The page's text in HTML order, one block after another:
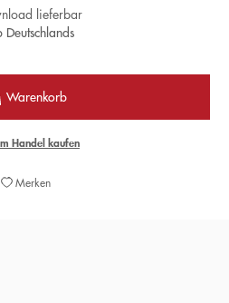
lieferbar
Deutschlands
Handel kaufen
Merken